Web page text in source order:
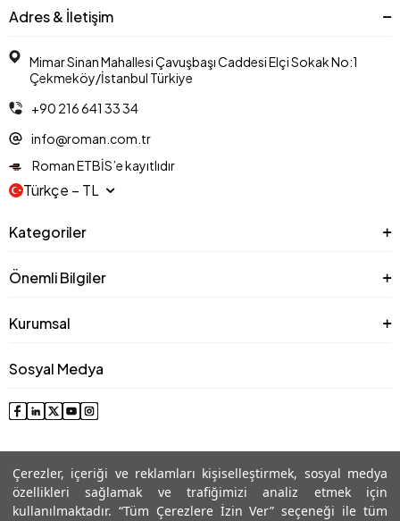
Çerezler, içeriği ve reklamları kişiselleştirmek, sosyal medya
özellikleri sağlamak ve trafiğimizi analiz etmek için
kullanılmaktadır. “Tüm Çerezlere İzin Ver” seçeneği ile tüm
Adres & İletişim
Mimar Sinan Mahallesi Çavuşbaşı Caddesi Elçi Sokak No:1
Çekmeköy/İstanbul Türkiye
+90 216 641 33 34
info@roman.com.tr
Roman ETBİS’e kayıtlıdır
Türkçe − TL
Kategoriler
Önemli Bilgiler
Kurumsal
Sosyal Medya